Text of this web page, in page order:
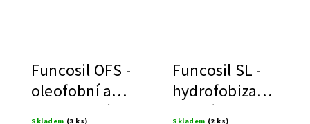
Funcosil OFS -
oleofobní a
hydrofobní
Skladem (3 ks)
Funcosil SL -
hydrofobizace
pro vápenec
Skladem (2 ks)